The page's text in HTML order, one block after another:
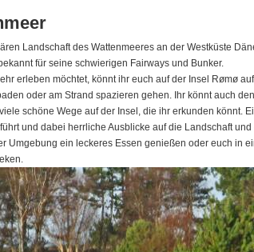
Landschaft des Wattenmeeres an der Westküste
für seine schwierigen Fairways und Bunker.
erleben möchtet, könnt ihr euch auf der Insel Rømø
oder am Strand spazieren gehen. Ihr könnt auch
schöne Wege auf der Insel, die ihr erkunden könnt.
und dabei herrliche Ausblicke auf die Landschaft
Umgebung ein leckeres Essen genießen oder euch in